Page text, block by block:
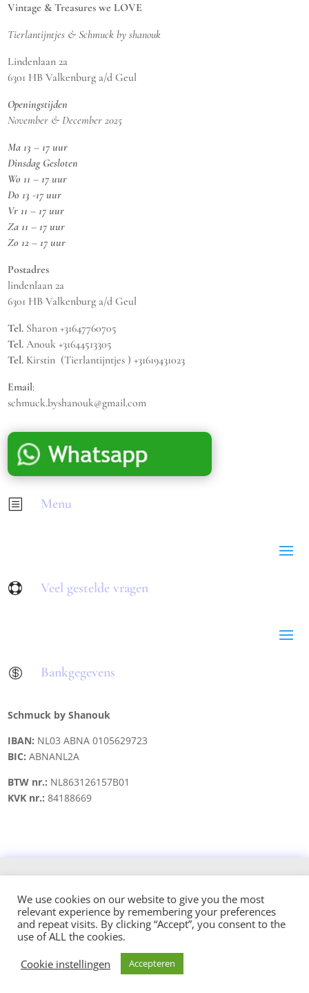
Vintage & Treasures we LOVE
Tierlantijntjes & Schmuck by shanouk
Lindenlaan 2a
6301 HB Valkenburg a/d Geul
Openingstijden
November & December 2025
Ma 13 – 17 uur
Dinsdag Gesloten
Wo 11 – 17 uur
Do 13 -17 uur
Vr 11 – 17 uur
Za 11 – 17 uur
Zo 12 – 17 uur
Postadres
lindenlaan 2a
6301 HB Valkenburg a/d Geul
Tel. Sharon +31647760705
Tel. Anouk +31644513305
Tel. Kirstin (Tierlantijntjes ) +31619431023
Email:
schmuck.byshanouk@gmail.com
b Menu
 Veel gestelde vragen
 Bankgegevens
Schmuck by Shanouk
IBAN: NL03 ABNA 0105629723
BIC: ABNANL2A
BTW nr.: NL863126157B01
KVK nr.:84188669
Design and hosted by:
We use cookies on our website to give you the most
relevant experience by remembering your preferences
and repeat visits. By clicking “Accept”, you consent to the
use of ALL the cookies.
Cookie instellingen
Accepteren